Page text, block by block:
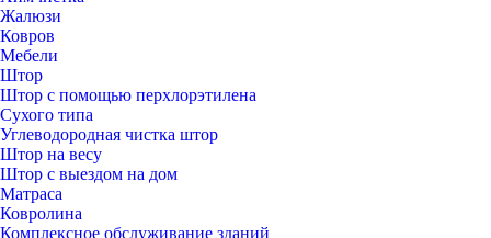
Жалюзи
Ковров
Мебели
Штор
Штор с помощью перхлорэтилена
Сухого типа
Углеводородная чистка штор
Штор на весу
Штор с выездом на дом
Матраса
Ковролина
Комплексное обслуживание зданий